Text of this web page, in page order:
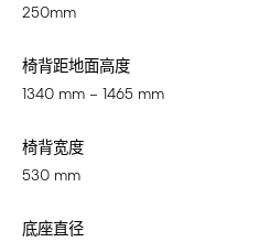
250mm
椅背距地面高度
1340 mm – 1465 mm
椅背宽度
530 mm
底座直径